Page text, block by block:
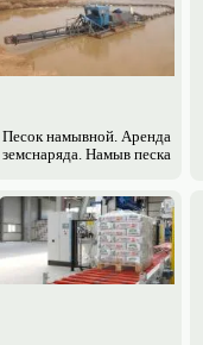
Песок намывной. Аренда
земснаряда. Намыв песка